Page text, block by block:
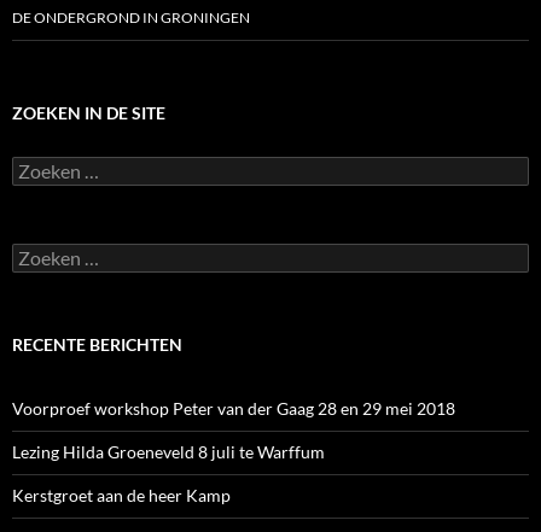
DE ONDERGROND IN GRONINGEN
ZOEKEN IN DE SITE
Zoeken
naar:
Zoeken
naar:
RECENTE BERICHTEN
Voorproef workshop Peter van der Gaag 28 en 29 mei 2018
Lezing Hilda Groeneveld 8 juli te Warffum
Kerstgroet aan de heer Kamp